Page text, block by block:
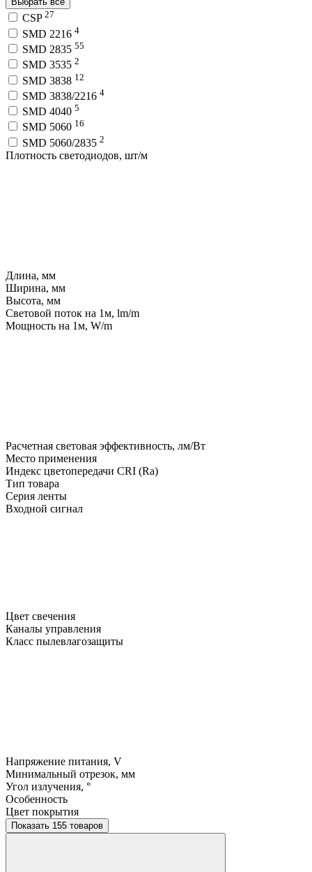
CSP 27
SMD 2216 4
SMD 2835 55
SMD 3535 2
SMD 3838 12
SMD 3838/2216 4
SMD 4040 5
SMD 5060 16
SMD 5060/2835 2
Плотность светодиодов, шт/м
Длина, мм
Ширина, мм
Высота, мм
Световой поток на 1м, lm/m
Мощность на 1м, W/m
Расчетная световая эффективность, лм/Вт
Место применения
Индекс цветопередачи CRI (Ra)
Тип товара
Серия ленты
Входной сигнал
Цвет свечения
Каналы управления
Класс пылевлагозащиты
Напряжение питания, V
Минимальный отрезок, мм
Угол излучения, °
Особенность
Цвет покрытия
Показать 155 товаров